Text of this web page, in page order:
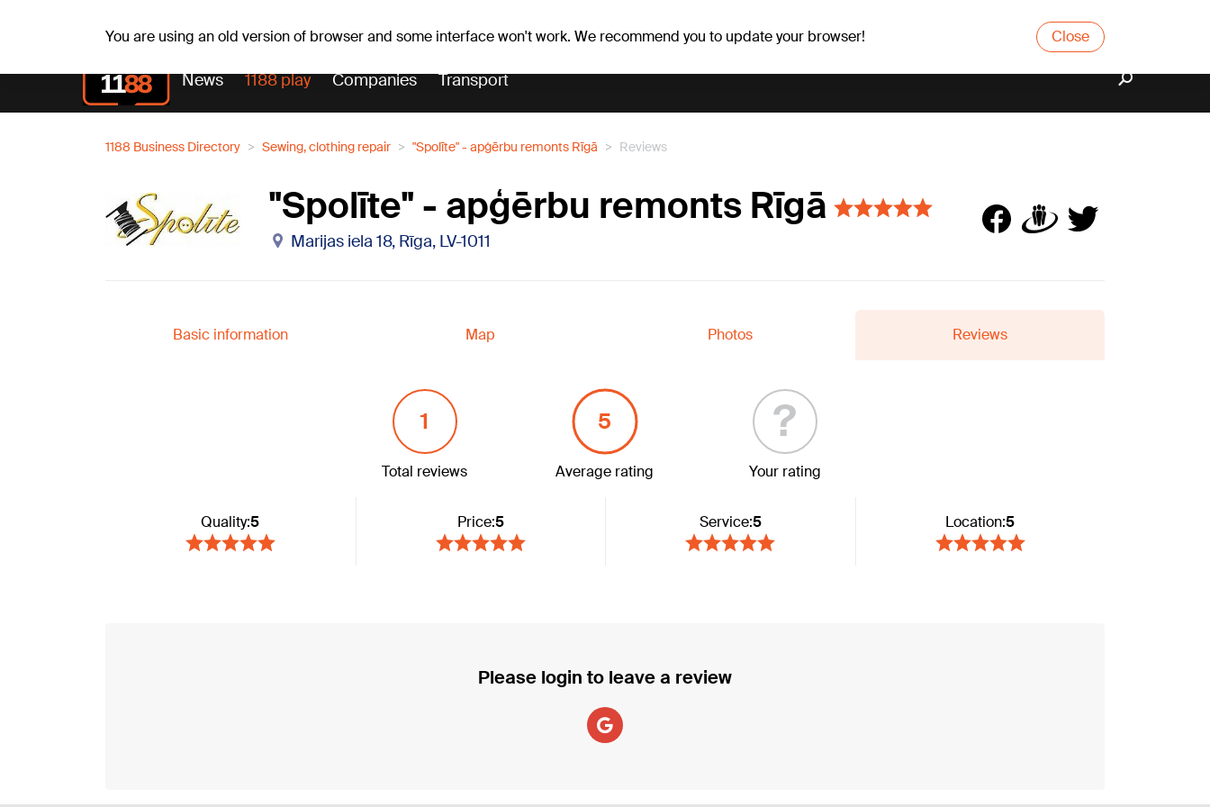
You are using an old version of browser and some interface won't work. We recommend you to update your browser! Close
News 1188 play Companies Transport
1188 Business Directory Sewing, clothing repair "Spolīte" - apģērbu remonts Rīgā Reviews
"Spolīte" - apģērbu remonts Rīgā
Marijas iela 18, Rīga, LV-1011
Basic information Map Photos Reviews
1
Total reviews
5
Average rating
?
Your rating
Quality:5 Price:5 Service:5 Location:5
Please login to leave a review